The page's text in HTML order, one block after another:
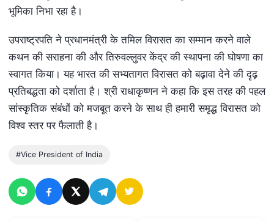
भूमिका निभा रहा है।
उपराष्ट्रपति ने प्रधानमंत्री के तमिल विरासत का सम्मान करने वाले
कथन की सराहना की और तिरुवल्लुवर केंद्र की स्थापना की घोषणा का
स्वागत किया। यह भारत की सभ्यतागत विरासत को बढ़ावा देने की दृढ़
प्रतिबद्धता को दर्शाता है। श्री राधाकृष्णन ने कहा कि इस तरह की पहल
सांस्कृतिक संबंधों को मजबूत करने के साथ ही हमारी समृद्ध विरासत को
विश्व स्तर पर फैलाती है।
#Vice President of India